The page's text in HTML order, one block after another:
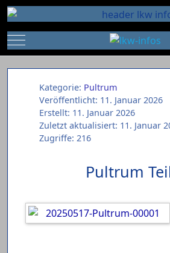
Mobile Menu Toggle
Kategorie: Pultrum
Veröffentlicht: 11. Januar 2026
Erstellt: 11. Januar 2026
Zuletzt aktualisiert: 11. Januar
Zugriffe: 216
Pultrum